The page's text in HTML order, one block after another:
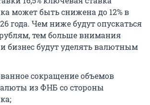
может быть снижена до 12% в
года. Чем ниже будут опускаться
тем больше внимания
бизнес будут уделять валютным
сокращение объемов
из ФНБ со стороны